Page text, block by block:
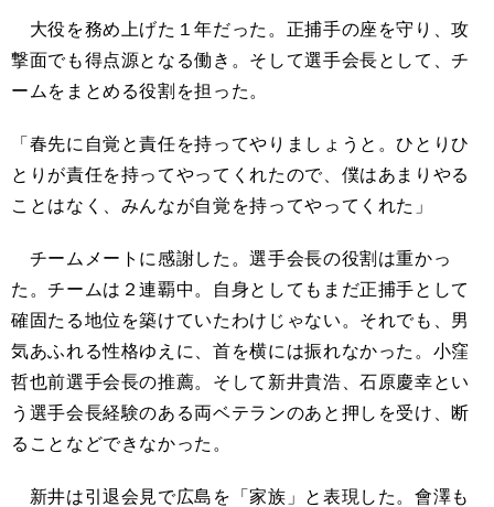
大役を務め上げた１年だった。正捕手の座を守り、攻
撃面でも得点源となる働き。そして選手会長として、チ
ームをまとめる役割を担った。
「春先に自覚と責任を持ってやりましょうと。ひとりひ
とりが責任を持ってやってくれたので、僕はあまりやる
ことはなく、みんなが自覚を持ってやってくれた」
チームメートに感謝した。選手会長の役割は重かっ
た。チームは２連覇中。自身としてもまだ正捕手として
確固たる地位を築けていたわけじゃない。それでも、男
気あふれる性格ゆえに、首を横には振れなかった。小窪
哲也前選手会長の推薦。そして新井貴浩、石原慶幸とい
う選手会長経験のある両ベテランのあと押しを受け、断
ることなどできなかった。
新井は引退会見で広島を「家族」と表現した。會澤も